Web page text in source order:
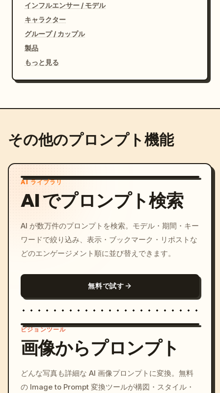
インフルエンサー / モデル
キャラクター
グループ / カップル
製品
もっと見る
その他のプロンプト機能
AI ライブラリ
AI でプロンプト検索
AI が数万件のプロンプトを検索。モデル・期間・キー
ワードで絞り込み、表示・ブックマーク・リポストな
どのエンゲージメント順に並び替えできます。
無料で試す
c, cyberpunk sunset, neon
colors, 8k --v 6.0
ビジョンツール
画像からプロンプト
どんな写真も詳細な AI 画像プロンプトに変換。無料
の Image to Prompt 変換ツールが構図・スタイル・